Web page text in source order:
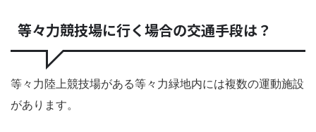
等々力競技場に行く場合の交通手段は？
等々力陸上競技場がある等々力緑地内には複数の運動施設
があります。